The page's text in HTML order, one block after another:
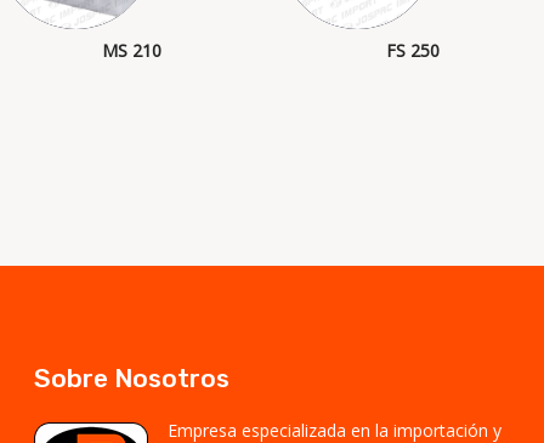
MS 210 FS 250
Sobre Nosotros
Empresa especializada en la importación y